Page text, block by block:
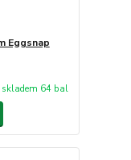
Eggsnap
skladem 64 bal